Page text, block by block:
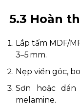
5.3 Hoàn
Lắp tấm MDF/
3–5 mm.
Nẹp viền góc,
Sơn hoặc
melamine.